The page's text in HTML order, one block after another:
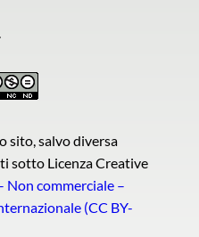
sito, salvo diversa
sotto Licenza Creative
commerciale –
(CC BY-